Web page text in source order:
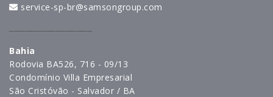
service-sp-br@samsongroup.com
Bahia
Rodovia BA526, 716 - 09/13
Condomínio Villa Empresarial
São Cristóvão - Salvador / BA